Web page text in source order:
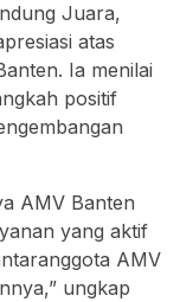
Juara,
atas
Ia menilai
positif
AMV Banten
yang aktif
AMV
ungkap